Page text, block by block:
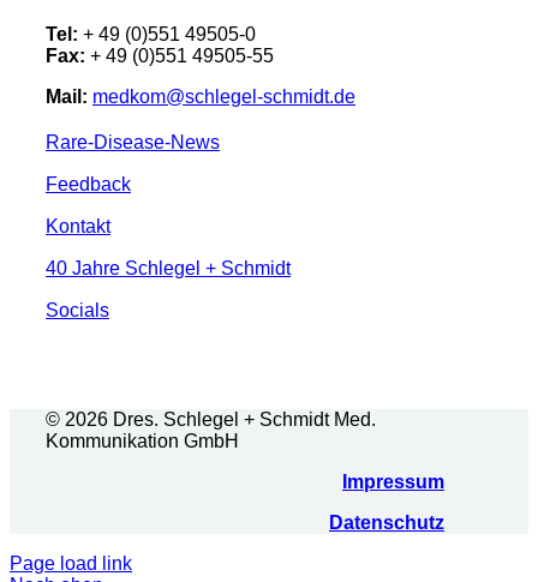
Tel: + 49 (0)551 49505-0
Fax: + 49 (0)551 49505-55
Mail: medkom@schlegel-schmidt.de
Rare-Disease-News
Feedback
Kontakt
40 Jahre Schlegel + Schmidt
Socials
© 2026 Dres. Schlegel + Schmidt Med.
Kommunikation GmbH
Impressum
Datenschutz
Page load link